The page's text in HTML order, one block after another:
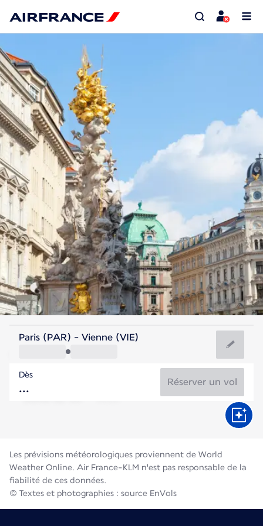
Autriche
Vienne
Autriche
Durée du vol
Paris (PAR) - Vienne (VIE)
Dès
Réserver un vol
Les prévisions météorologiques proviennent de World
Weather Online. Air France-KLM n'est pas responsable de la
fiabilité de ces données.
© Textes et photographies : source EnVols